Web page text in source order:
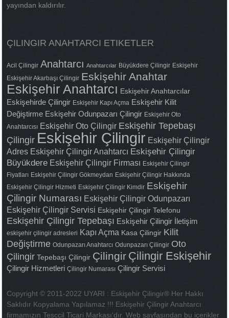
yayından kaldırılır.
ÇILINGIR ANAHTARCI ETIKETLER
Acil Çilingir Anahtarcı Anahtarcılar Büyükdere Çilingir Eskişehir
Eskişehir Akarbaşı Çilingir Eskişehir Anahtar
Eskişehir Anahtarcı Eskişehir Anahtarcılar
Eskişehirde Çilingir Eskişehir Kapı Açma Eskişehir Kilit
Değiştirme Eskişehir Odunpazarı Çilingir Eskişehir Oto
Anahtarcısı Eskişehir Oto Çilingir Eskişehir Tepebaşı
Çilingir Eskişehir Çilingir Eskişehir Çilingir
Adres Eskişehir Çilingir Anahtarcı Eskişehir Çilingir
Büyükdere Eskişehir Çilingir Firması Eskişehir Çilingir
Fiyatları Eskişehir Çilingir Gökmeydan Eskişehir Çilingir Hakkında
Eskişehir Çilingir Hizmeti Eskişehir Çilingir Kimdir Eskişehir
Çilingir Numarası Eskişehir Çilingir Odunpazarı
Eskişehir Çilingir Servisi Eskişehir Çilingir Telefonu
Eskişehir Çilingir Tepebaşı Eskişehir Çilingir İletişim
eskişehir çilingir adresleri Kapı Açma Kasa Çilingir Kilit
Değiştirme Odunpazarı Anahtarcı Odunpazarı Çilingir Oto
Çilingir Tepebaşı Çilingir Çilingir Çilingir Eskişehir
Çilingir Hizmetleri Çilingir Numarası Çilingir Servisi
Copyright © 2011-2022 UYARI : Eskişehir Çilingir® Her Hakkı
Saklıdır Kopyalama Yapılamaz !!! Eskişehir Çilingir Anahtarcı
firmamızın Tesccil Ticari Markası'dır. Web sayfasından bu içerikler